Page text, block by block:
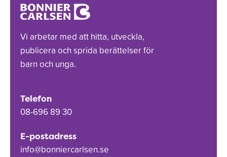
Vi arbetar med att hitta, utveckla,
publicera och sprida berättelser för
barn och unga.
Telefon
08-696 89 30
E-postadress
info@bonniercarlsen.se